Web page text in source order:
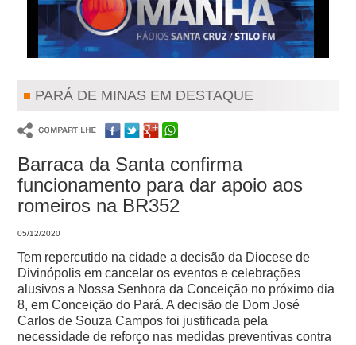
PARÁ DE MINAS EM DESTAQUE
Barraca da Santa confirma
funcionamento para dar apoio aos
romeiros na BR352
05/12/2020
Tem repercutido na cidade a decisão da Diocese de
Divinópolis em cancelar os eventos e celebrações
alusivos a Nossa Senhora da Conceição no próximo dia
8, em Conceição do Pará. A decisão de Dom José
Carlos de Souza Campos foi justificada pela
necessidade de reforço nas medidas preventivas contra